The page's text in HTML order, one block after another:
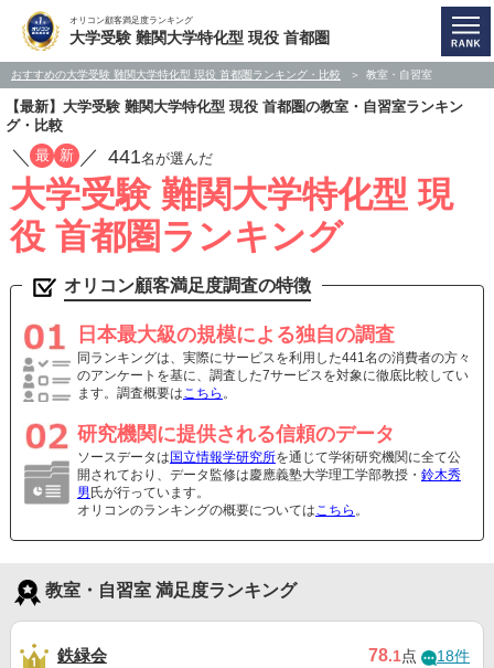
オリコン顧客満足度ランキング
大学受験 難関大学特化型 現役 首都圏
おすすめの大学受験 難関大学特化型 現役 首都圏ランキング・比較 教室・自習室
【最新】大学受験 難関大学特化型 現役 首都圏の教室・自習室ランキン
グ・比較
／ 最 新 ／ 441名が選んだ
大学受験 難関大学特化型 現
役 首都圏ランキング
オリコン顧客満足度調査の特徴
日本最大級の規模による独自の調査
同ランキングは、実際にサービスを利用した441名の消費者の方々
のアンケートを基に、調査した7サービスを対象に徹底比較してい
ます。調査概要はこちら 。
研究機関に提供される信頼のデータ
ソースデータは 国立情報学研究所を通じて学術研究機関に全て公
開されており、データ監修は慶應義塾大学理工学部教授・ 鈴木秀
男 氏が行っています。
オリコンのランキングの概要についてはこちら 。
教室・自習室 満足度ランキング
鉄緑会 78.1点 18件